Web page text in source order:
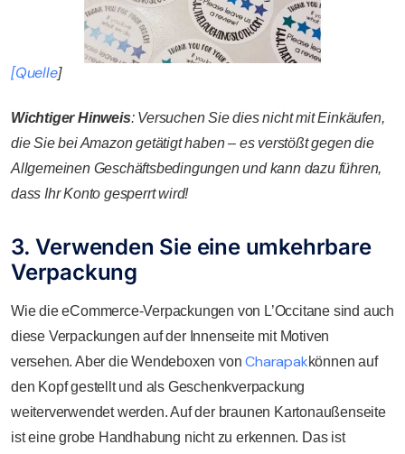
[Quelle]
Wichtiger Hinweis: Versuchen Sie dies nicht mit Einkäufen,
die Sie bei Amazon getätigt haben – es verstößt gegen die
Allgemeinen Geschäftsbedingungen und kann dazu führen,
dass Ihr Konto gesperrt wird!
3. Verwenden Sie eine umkehrbare
Verpackung
Wie die eCommerce-Verpackungen von L’Occitane sind auch
diese Verpackungen auf der Innenseite mit Motiven
versehen. Aber die Wendeboxen vonCharapakkönnen auf
den Kopf gestellt und als Geschenkverpackung
weiterverwendet werden. Auf der braunen Kartonaußenseite
ist eine grobe Handhabung nicht zu erkennen. Das ist